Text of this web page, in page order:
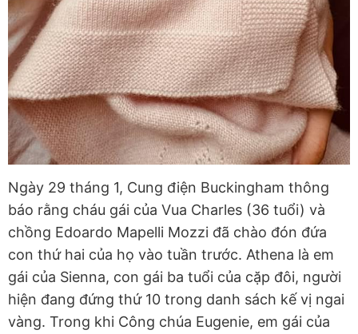
Ngày 29 tháng 1, Cung điện Buckingham thông
báo rằng cháu gái của Vua Charles (36 tuổi) và
chồng Edoardo Mapelli Mozzi đã chào đón đứa
con thứ hai của họ vào tuần trước. Athena là em
gái của Sienna, con gái ba tuổi của cặp đôi, người
hiện đang đứng thứ 10 trong danh sách kế vị ngai
vàng. Trong khi Công chúa Eugenie, em gái của